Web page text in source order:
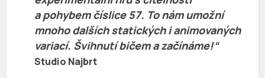
a pohybem číslice 57. To nám umožní
mnoho dalších statických i animovaných
variací. Švihnutí bičem a začínáme!“
Studio Najbrt